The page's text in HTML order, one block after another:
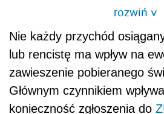
rozwiń>
Nie każdy przychód
lub rencistę ma wpływ na
zawieszenie pobieranego
Głównym czynnikiem
konieczność zgłoszenia do